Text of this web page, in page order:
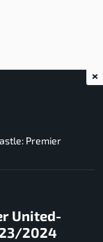
Premier
United-
2024
×